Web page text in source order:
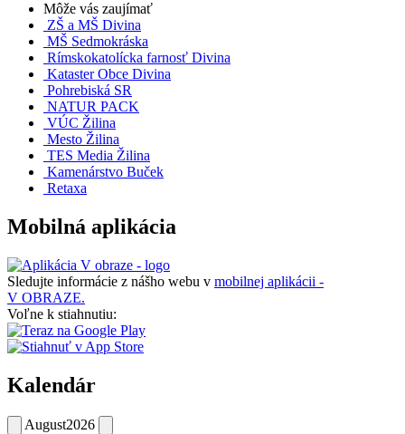
Môže vás zaujímať
ZŠ a MŠ Divina
MŠ Sedmokráska
Rímskokatolícka farnosť Divina
Kataster Obce Divina
Pohrebiská SR
NATUR PACK
VÚC Žilina
Mesto Žilina
TES Media Žilina
Kamenárstvo Buček
Retaxa
Mobilná aplikácia
Sledujte informácie z nášho webu v mobilnej aplikácii -
V OBRAZE.
Voľne k stiahnutiu:
Kalendár
August2026